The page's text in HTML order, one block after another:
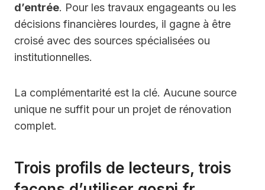
d’entrée. Pour les travaux engageants ou les
décisions financières lourdes, il gagne à être
croisé avec des sources spécialisées ou
institutionnelles.
La complémentarité est la clé. Aucune source
unique ne suffit pour un projet de rénovation
complet.
Trois profils de lecteurs, trois